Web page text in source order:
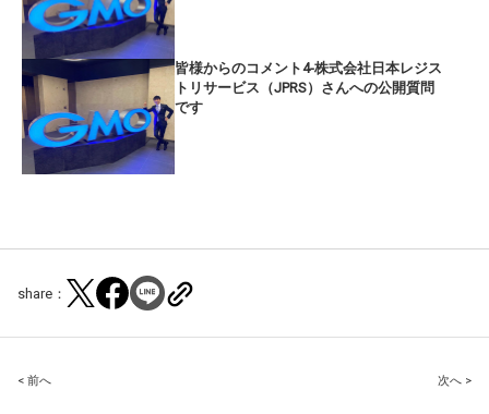
皆様からのコメント4-株式会社日本レジス
トリサービス（JPRS）さんへの公開質問
です
share：
Post
< 前へ 次へ >